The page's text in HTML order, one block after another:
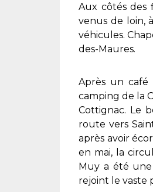
Aux côtés des
venus de loin,
véhicules.
des-Maures.
Après un café
camping de la
Cottignac. Le
route vers
après avoir
en mai, la
Muy a été
rejoint le vaste